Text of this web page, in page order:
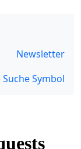
Newsletter